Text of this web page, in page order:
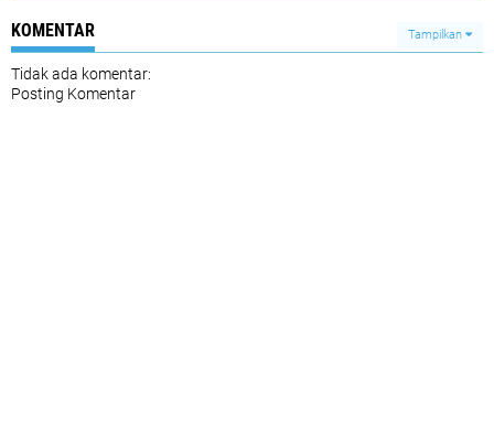
KOMENTAR Tampilkan
Tidak ada komentar:
Posting Komentar